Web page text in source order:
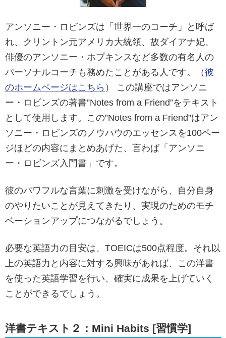
アンソニー・ロビンズは「世界一のコーチ」と呼ば
れ、クリントン元アメリカ大統領、故ダイアナ妃、
俳優のアンソニー・ホプキンスなど多数の有名人の
パーソナルコーチも務めたことがある人です。（彼
のホームページはこちら ） この講座ではアンソニ
ー・ロビンズの著書”Notes from a Friend”をテキスト
として使用します。この”Notes from a Friend”はアン
ソニー・ロビンズのノウハウのエッセンスを100ペー
ジほどの内容にまとめあげた、言わば「アンソニ
ー・ロビンズ入門書」です。
彼のパワフルな言葉に刺激を受けながら、自分自身
のやりたいことが見えてきたり、実現のためのモチ
ベーションアップにつながるでしょう。
必要な英語力の目安は、TOEICは500点程度。それ以
上の英語力と内容に対する興味があれば、この洋書
を使った英語学習を行い、確実に成果を上げていく
ことができるでしょう。
洋書テキスト２：Mini Habits [習慣学]